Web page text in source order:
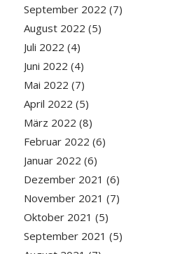
September 2022 (7)
August 2022 (5)
Juli 2022 (4)
Juni 2022 (4)
Mai 2022 (7)
April 2022 (5)
März 2022 (8)
Februar 2022 (6)
Januar 2022 (6)
Dezember 2021 (6)
November 2021 (7)
Oktober 2021 (5)
September 2021 (5)